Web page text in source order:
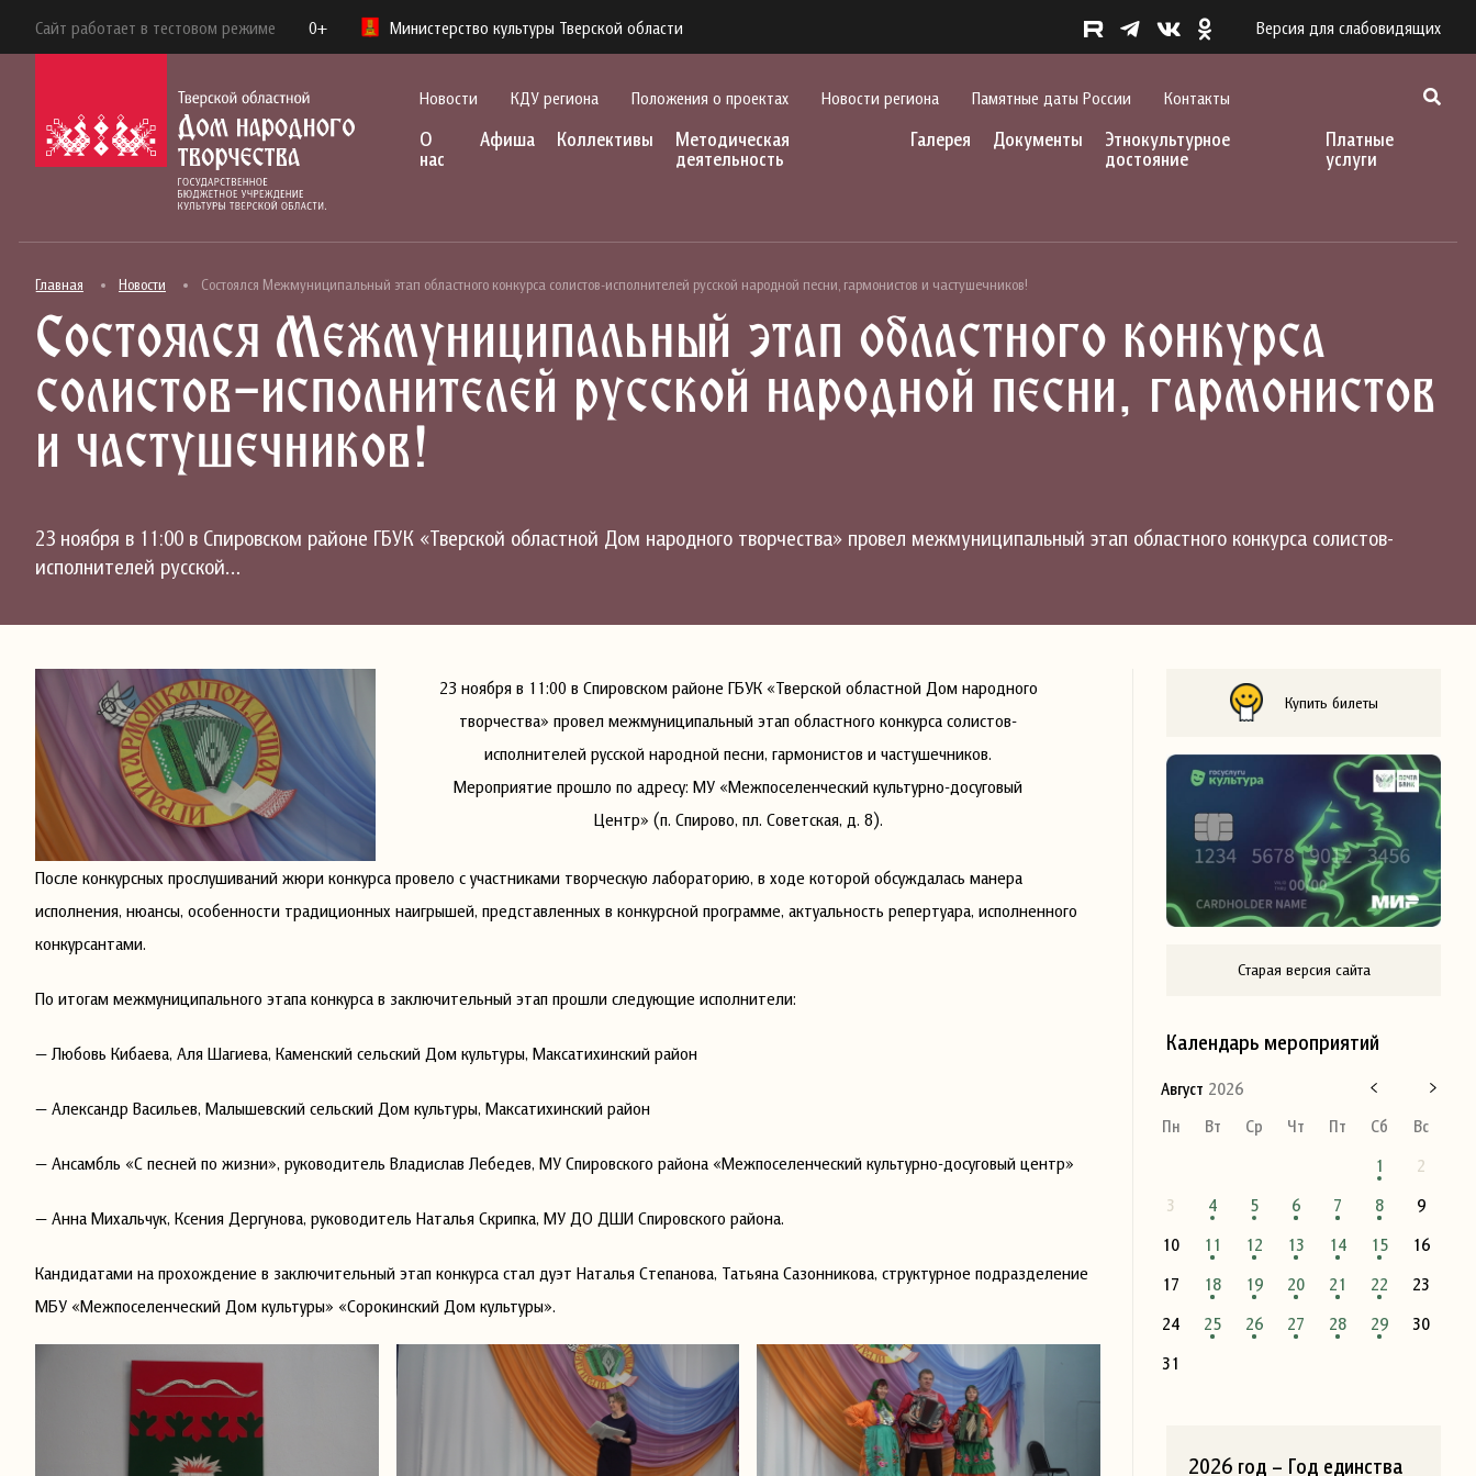
Сайт работает в тестовом режиме 0+ Министерство культуры Тверской области Версия для слабовидящих
Новости КДУ региона Положения о проектах Новости региона Памятные даты России Контакты
О
нас
Афиша Коллективы
Методическая
деятельность
Галерея Документы
Этнокультурное
достояние
Платные
услуги
Главная Новости Состоялся Межмуниципальный этап областного конкурса солистов-исполнителей русской народной песни, гармонистов и частушечников!
Состоялся Межмуниципальный этап областного конкурса
солистов-исполнителей русской народной песни, гармонистов
и частушечников!
23 ноября в 11:00 в Спировском районе ГБУК «Тверской областной Дом народного творчества» провел межмуниципальный этап областного конкурса солистов-
исполнителей русской…
23 ноября в 11:00 в Спировском районе ГБУК «Тверской областной Дом народного
творчества» провел межмуниципальный этап областного конкурса солистов-
исполнителей русской народной песни, гармонистов и частушечников.
Мероприятие прошло по адресу: МУ «Межпоселенческий культурно-досуговый
Центр» (п. Спирово, пл. Советская, д. 8).
После конкурсных прослушиваний жюри конкурса провело с участниками творческую лабораторию, в ходе которой обсуждалась манера
исполнения, нюансы, особенности традиционных наигрышей, представленных в конкурсной программе, актуальность репертуара, исполненного
конкурсантами.
По итогам межмуниципального этапа конкурса в заключительный этап прошли следующие исполнители:
— Любовь Кибаева, Аля Шагиева, Каменский сельский Дом культуры, Максатихинский район
— Александр Васильев, Малышевский сельский Дом культуры, Максатихинский район
— Ансамбль «С песней по жизни», руководитель Владислав Лебедев, МУ Спировского района «Межпоселенческий культурно-досуговый центр»
— Анна Михальчук, Ксения Дергунова, руководитель Наталья Скрипка, МУ ДО ДШИ Спировского района.
Кандидатами на прохождение в заключительный этап конкурса стал дуэт Наталья Степанова, Татьяна Сазонникова, структурное подразделение
МБУ «Межпоселенческий Дом культуры» «Сорокинский Дом культуры».
Купить билеты
Старая версия сайта
Календарь мероприятий
Август 2026
Пн
Вт Ср Чт Пт Сб
Вс
1
2
3
4 5 6 7 8
9
10
11 12 13 14 15
16
17
18 19 20 21 22
23
24
25 26 27 28 29
30
31
2026 год – Год единства